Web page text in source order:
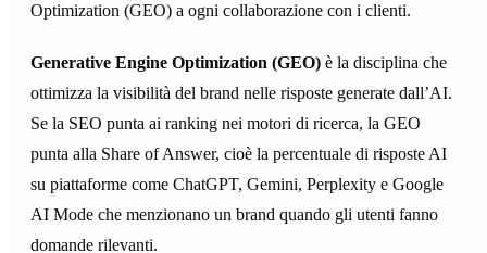
Optimization (GEO) a ogni collaborazione con i clienti.
Generative Engine Optimization (GEO) è la disciplina che
ottimizza la visibilità del brand nelle risposte generate dall’AI.
Se la SEO punta ai ranking nei motori di ricerca, la GEO
punta alla Share of Answer, cioè la percentuale di risposte AI
su piattaforme come ChatGPT, Gemini, Perplexity e Google
AI Mode che menzionano un brand quando gli utenti fanno
domande rilevanti.